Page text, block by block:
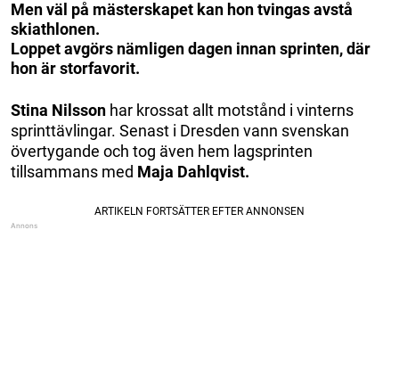
Men väl på mästerskapet kan hon tvingas avstå
skiathlonen.
Loppet avgörs nämligen dagen innan sprinten, där
hon är storfavorit.
Stina Nilsson har krossat allt motstånd i vinterns
sprinttävlingar. Senast i Dresden vann svenskan
övertygande och tog även hem lagsprinten
tillsammans med Maja Dahlqvist.